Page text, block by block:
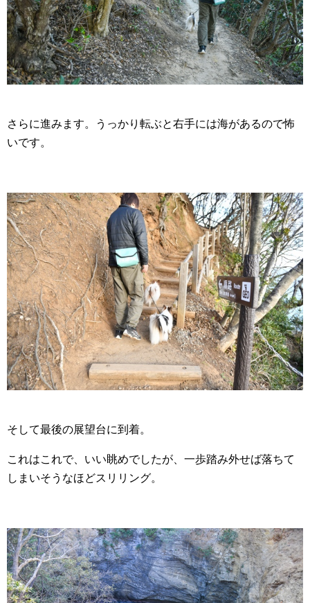
さらに進みます。うっかり転ぶと右手には海があるので怖
いです。
そして最後の展望台に到着。
これはこれで、いい眺めでしたが、一歩踏み外せば落ちて
しまいそうなほどスリリング。